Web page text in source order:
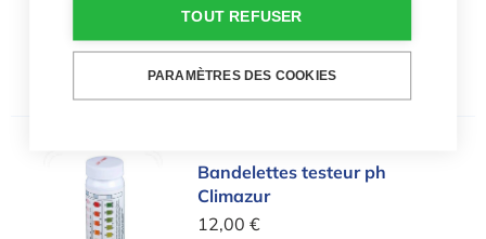
Bandelettes testeur ph Climazur
Bandelettes testeur ph
Climazur
12,00 €
TOUT REFUSER
PARAMÈTRES DES COOKIES